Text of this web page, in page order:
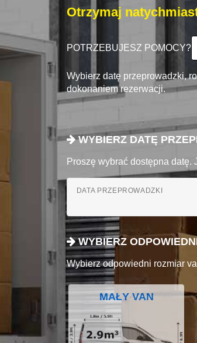
Otrzymaj
POTRZEBUJESZ POMOCY?
Wybierz datę przeprowadzki,
dokonaniem rezerwacji.
WYBIERZ DATĘ
Proszę wybrać dostępna
DATA PRZEPROWADZKI
WYBIERZ
Wybierz odpowiedni rozmiar
MAŁY VAN